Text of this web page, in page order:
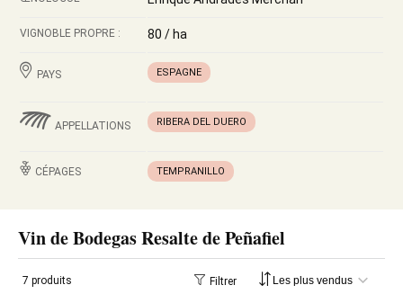
VIGNOBLE PROPRE : 80 / ha
PAYS ESPAGNE
APPELLATIONS RIBERA DEL DUERO
CÉPAGES TEMPRANILLO
Vin de Bodegas Resalte de Peñafiel
7 produits Filtrer